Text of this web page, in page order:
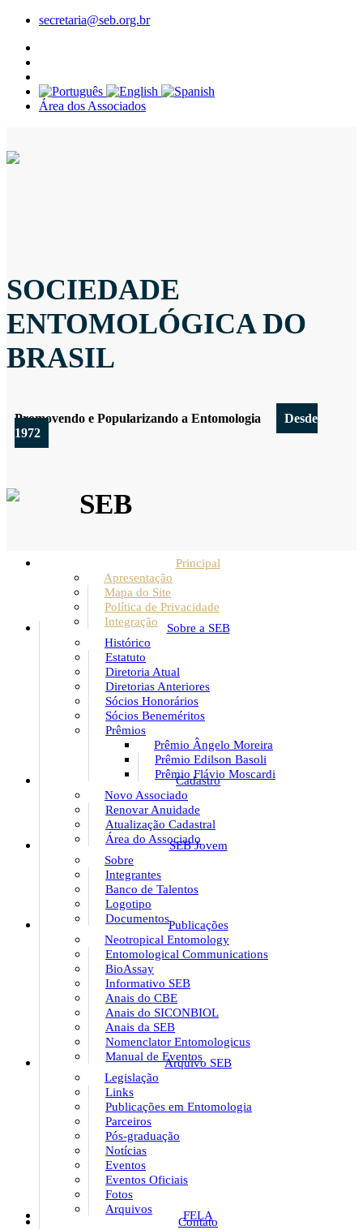
secretaria@seb.org.br
Área dos Associados
SOCIEDADE
ENTOMOLÓGICA DO
BRASIL
Promovendo e Popularizando a Entomologia
Desde
1972
SEB
Principal
Apresentação
Mapa do Site
Política de Privacidade
Integração
Sobre a SEB
Histórico
Estatuto
Diretoria Atual
Diretorias Anteriores
Sócios Honorários
Sócios Beneméritos
Prêmios
Prêmio Ângelo Moreira
Prêmio Edilson Basoli
Prêmio Flávio Moscardi
Cadastro
Novo Associado
Renovar Anuidade
Atualização Cadastral
Área do Associado
SEB Jovem
Sobre
Integrantes
Banco de Talentos
Logotipo
DocumentosPublicações
Neotropical Entomology
Entomological Communications
BioAssay
Informativo SEB
Anais do CBE
Anais do SICONBIOL
Anais da SEB
Nomenclator Entomologicus
Manual de Eventos
Arquivo SEB
Legislação
Links
Publicações em Entomologia
Parceiros
Pós-graduação
Notícias
Eventos
Eventos Oficiais
Fotos
Arquivos
FELA
Contato